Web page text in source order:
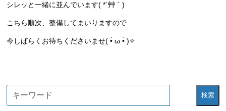
シレッと一緒に並んでいます( *´艸｀)
こちら順次、整備してまいりますので
今しばらくお待ちくださいませ( •̀ ω •́ )✧
検索